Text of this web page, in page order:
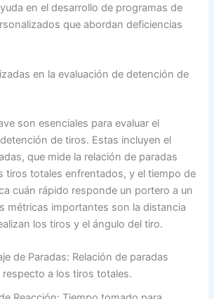
en el desarrollo de programas de
que abordan deficiencias
en la evaluación de detención de
son esenciales para evaluar el
de tiros. Estas incluyen el
que mide la relación de paradas
tiros totales enfrentados, y el tiempo de
cuán rápido responde un portero a un
métricas importantes son la distancia
los tiros y el ángulo del tiro.
de Paradas: Relación de paradas
a los tiros totales.